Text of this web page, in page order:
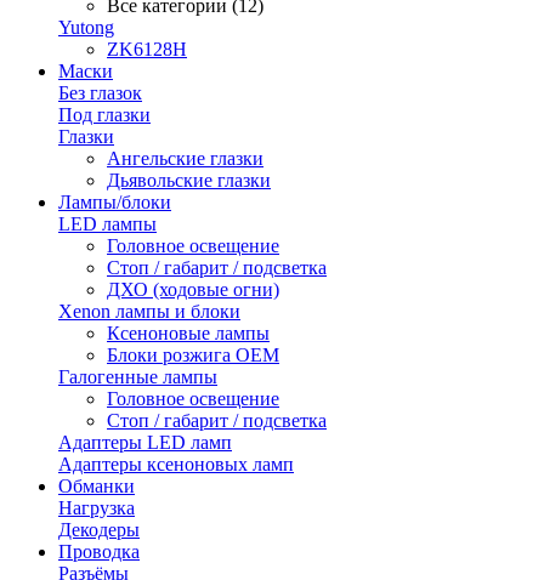
Все категории (12)
Yutong
ZK6128H
Маски
Без глазок
Под глазки
Глазки
Ангельские глазки
Дьявольские глазки
Лампы/блоки
LED лампы
Головное освещение
Стоп / габарит / подсветка
ДХО (ходовые огни)
Xenon лампы и блоки
Ксеноновые лампы
Блоки розжига OEM
Галогенные лампы
Головное освещение
Стоп / габарит / подсветка
Адаптеры LED ламп
Адаптеры ксеноновых ламп
Обманки
Нагрузка
Декодеры
Проводка
Разъёмы